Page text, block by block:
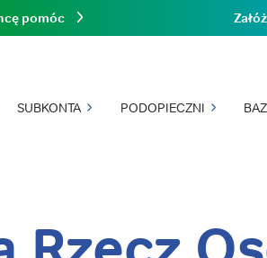
SUBKONTA PODOPIECZNI
pomóc